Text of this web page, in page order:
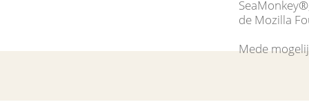
de Mozilla
Mede